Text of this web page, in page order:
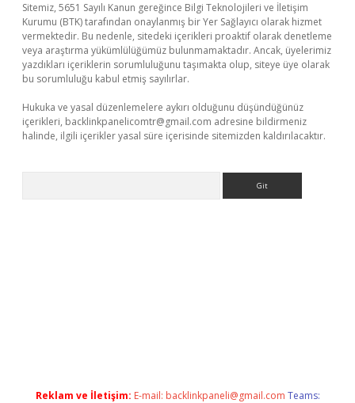
Sitemiz, 5651 Sayılı Kanun gereğince Bilgi Teknolojileri ve İletişim
Kurumu (BTK) tarafından onaylanmış bir Yer Sağlayıcı olarak hizmet
vermektedir. Bu nedenle, sitedeki içerikleri proaktif olarak denetleme
veya araştırma yükümlülüğümüz bulunmamaktadır. Ancak, üyelerimiz
yazdıkları içeriklerin sorumluluğunu taşımakta olup, siteye üye olarak
bu sorumluluğu kabul etmiş sayılırlar.
Hukuka ve yasal düzenlemelere aykırı olduğunu düşündüğünüz
içerikleri, backlinkpanelicomtr@gmail.com adresine bildirmeniz
halinde, ilgili içerikler yasal süre içerisinde sitemizden kaldırılacaktır.
Reklam ve İletişim: E-mail: backlinkpaneli@gmail.com Teams: